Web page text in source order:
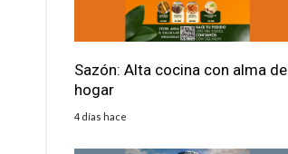
Sazón: Alta cocina con alma de
hogar
4 días hace